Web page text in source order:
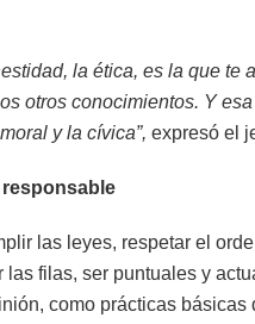
la ética, es la que te
otros conocimientos. Y
y la cívica”, expresó el
las leyes, respetar el
las filas, ser puntuales y
como prácticas básicas